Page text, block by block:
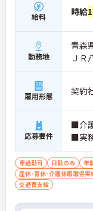
給料 時給
勤務地
青森
ＪＲ
雇用形態 契約
応募要件
■介
■実
車通勤可 日勤のみ 年
産休･育休･介護休暇取得実
交通費支給